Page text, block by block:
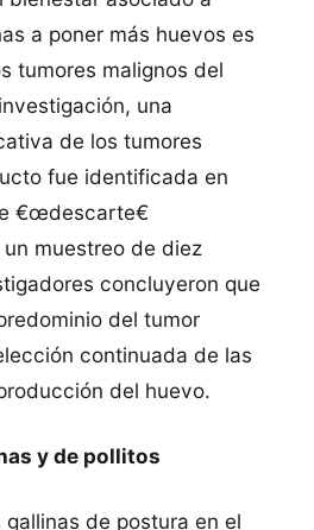
a poner más huevos es
tumores malignos del
una
de los tumores
fue identificada en
€œdescarte€
muestreo de diez
concluyeron que
del tumor
continuada de las
del huevo.
y de pollitos
de postura en el